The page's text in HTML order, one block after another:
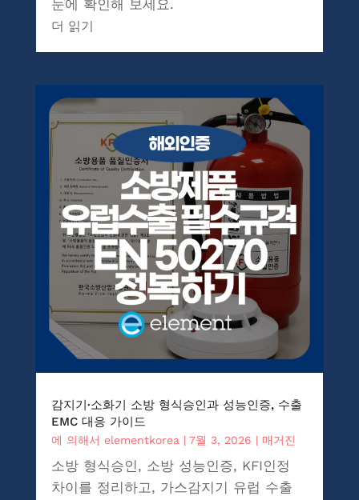
눈에 확인해 보세요.
더 읽기
감지기·소화기 소방 형식승인과 성능인증, 수출
EMC 대응 가이드
에 의해서 elementkorea | 7월 3, 2026 | 매거진
소방 형식승인, 소방 성능인증, KFI인정
차이를 정리하고, 가스감지기 유럽 수출